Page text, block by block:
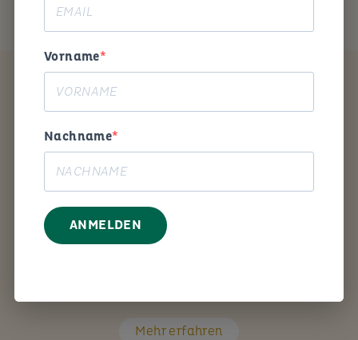
Mit den richtigen Fragen unterstütze ich Sie Schritt
Mehr erfahren
Vorname
Nachname
ANMELDEN